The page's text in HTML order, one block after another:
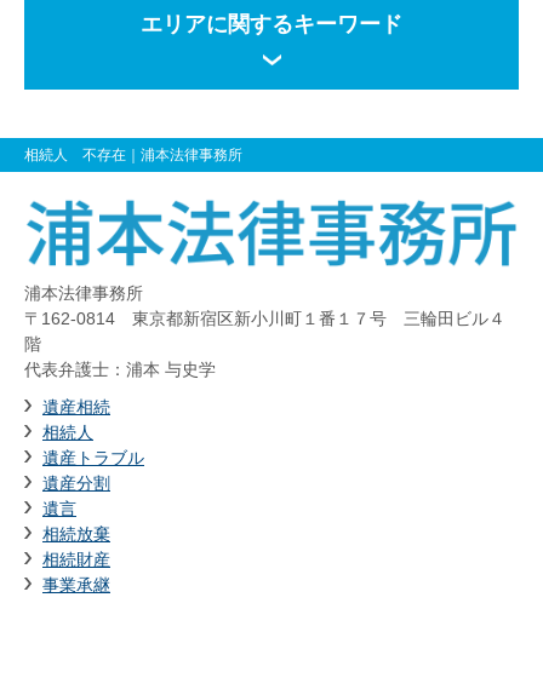
エリアに関するキーワード
相続人 不存在 ｜浦本法律事務所
浦本法律事務所
〒162-0814 東京都新宿区新小川町１番１７号 三輪田ビル４
階
代表弁護士：浦本 与史学
遺産相続
相続人
遺産トラブル
遺産分割
遺言
相続放棄
相続財産
事業承継